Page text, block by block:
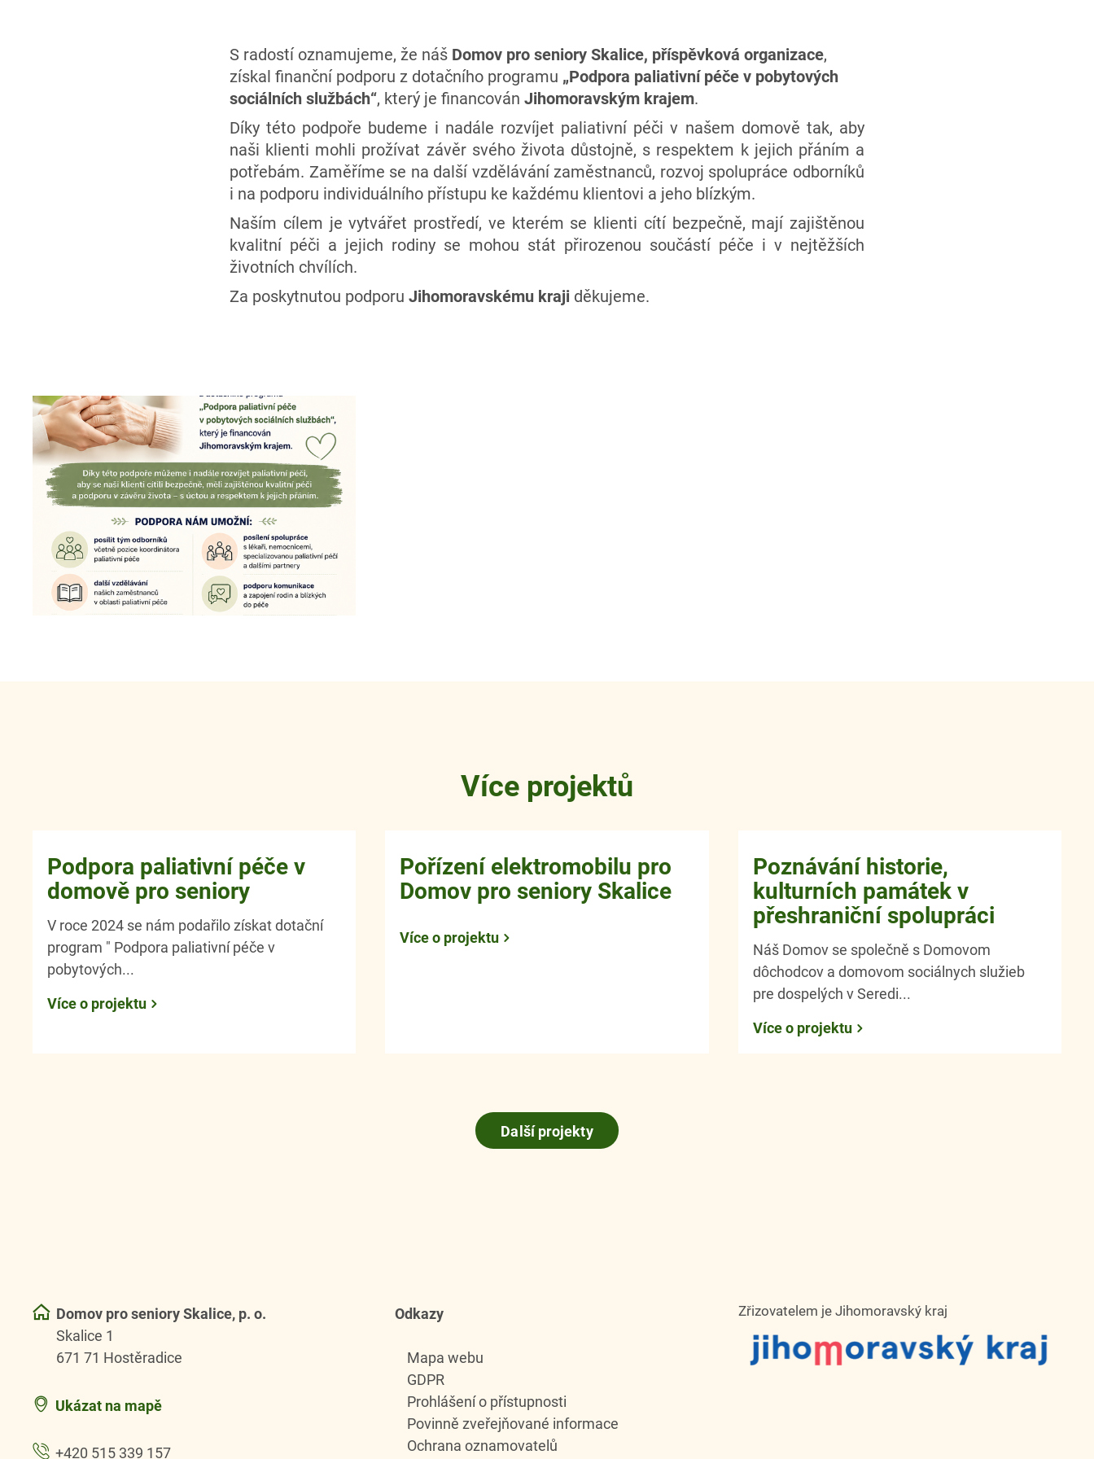
S radostí oznamujeme, že náš Domov pro seniory Skalice, příspěvková organizace,
získal finanční podporu z dotačního programu „Podpora paliativní péče v pobytových
sociálních službách“, který je financován Jihomoravským krajem.
Díky této podpoře budeme i nadále rozvíjet paliativní péči v našem domově tak, aby
naši klienti mohli prožívat závěr svého života důstojně, s respektem k jejich přáním a
potřebám. Zaměříme se na další vzdělávání zaměstnanců, rozvoj spolupráce odborníků
i na podporu individuálního přístupu ke každému klientovi a jeho blízkým.
Naším cílem je vytvářet prostředí, ve kterém se klienti cítí bezpečně, mají zajištěnou
kvalitní péči a jejich rodiny se mohou stát přirozenou součástí péče i v nejtěžších
životních chvílích.
Za poskytnutou podporu Jihomoravskému kraji děkujeme.
Více projektů
Podpora paliativní péče v
domově pro seniory
V roce 2024 se nám podařilo získat dotační
program " Podpora paliativní péče v
pobytových...
Více o projektu
Pořízení elektromobilu pro
Domov pro seniory Skalice
Více o projektu
Poznávání historie,
kulturních památek v
přeshraniční spolupráci
Náš Domov se společně s Domovom
dôchodcov a domovom sociálnych služieb
pre dospelých v Seredi...
Více o projektu
Další projekty
Domov pro seniory Skalice, p. o.
Skalice 1
671 71 Hostěradice
Ukázat na mapě
+420 515 339 157
Odkazy
Mapa webu
GDPR
Prohlášení o přístupnosti
Povinně zveřejňované informace
Ochrana oznamovatelů
Zřizovatelem je Jihomoravský kraj